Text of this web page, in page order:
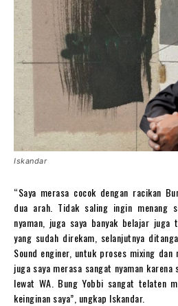
Iskandar
“Saya merasa cocok dengan racikan
dua arah. Tidak saling ingin menang
nyaman, juga saya banyak belajar
yang sudah direkam, selanjutnya
Sound enginer, untuk proses mixing dan
juga saya merasa sangat nyaman
lewat WA. Bung Yobbi sangat telaten
keinginan saya”, ungkap Iskandar.